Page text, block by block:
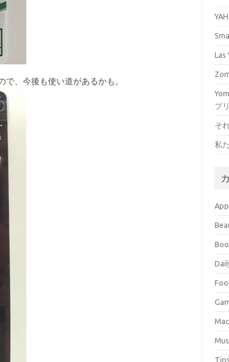
、今後も使い道があるかも。
Las
プリ
そ
私
App
Mac
Tips